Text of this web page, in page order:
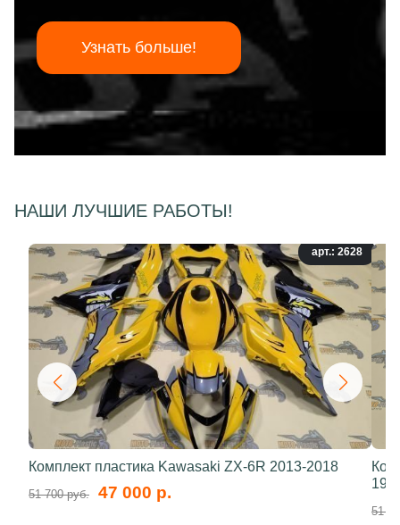
Узнать больше!
НАШИ ЛУЧШИЕ РАБОТЫ!
арт.: 2628
Комплект пластика Kawasaki ZX-6R 2013-2018
51 700 руб. 47 000 р.
51